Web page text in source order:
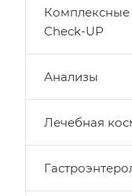
Check-UP
Анализы
Лечебная